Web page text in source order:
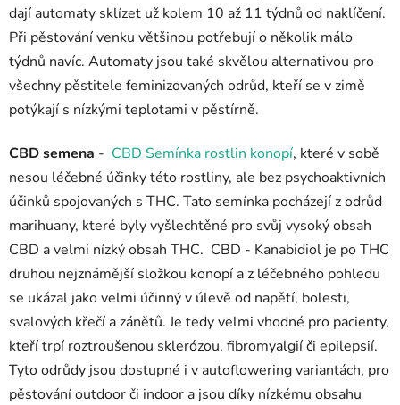
dají automaty sklízet už kolem 10 až 11 týdnů od naklíčení.
Při pěstování venku většinou potřebují o několik málo
týdnů navíc. Automaty jsou také skvělou alternativou pro
všechny pěstitele feminizovaných odrůd, kteří se v zimě
potýkají s nízkými teplotami v pěstírně.
CBD semena - CBD Semínka rostlin konopí, které v sobě
nesou léčebné účinky této rostliny, ale bez psychoaktivních
účinků spojovaných s THC. Tato semínka pocházejí z odrůd
marihuany, které byly vyšlechtěné pro svůj vysoký obsah
CBD a velmi nízký obsah THC. CBD - Kanabidiol je po THC
druhou nejznámější složkou konopí a z léčebného pohledu
se ukázal jako velmi účinný v úlevě od napětí, bolesti,
svalových křečí a zánětů. Je tedy velmi vhodné pro pacienty,
kteří trpí roztroušenou sklerózou, fibromyalgií či epilepsií.
Tyto odrůdy jsou dostupné i v autoflowering variantách, pro
pěstování outdoor či indoor a jsou díky nízkému obsahu